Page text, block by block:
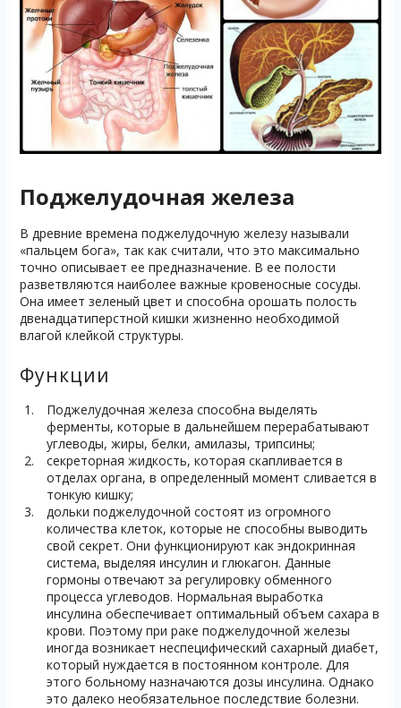
Поджелудочная железа
В древние времена поджелудочную железу называли
«пальцем бога», так как считали, что это максимально
точно описывает ее предназначение. В ее полости
разветвляются наиболее важные кровеносные сосуды.
Она имеет зеленый цвет и способна орошать полость
двенадцатиперстной кишки жизненно необходимой
влагой клейкой структуры.
Функции
Поджелудочная железа способна выделять
ферменты, которые в дальнейшем перерабатывают
углеводы, жиры, белки, амилазы, трипсины;
секреторная жидкость, которая скапливается в
отделах органа, в определенный момент сливается в
тонкую кишку;
дольки поджелудочной состоят из огромного
количества клеток, которые не способны выводить
свой секрет. Они функционируют как эндокринная
система, выделяя инсулин и глюкагон. Данные
гормоны отвечают за регулировку обменного
процесса углеводов. Нормальная выработка
инсулина обеспечивает оптимальный объем сахара в
крови. Поэтому при раке поджелудочной железы
иногда возникает неспецифический сахарный диабет,
который нуждается в постоянном контроле. Для
этого больному назначаются дозы инсулина. Однако
это далеко необязательное последствие болезни.